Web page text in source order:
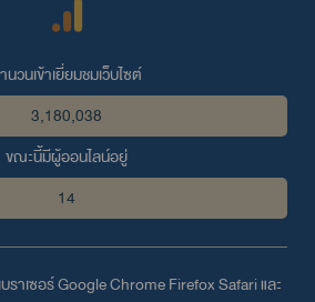
นวนเข้าเยี่ยมชมเว็บไซต์
3,180,038
ขณะนี้มีผู้ออนไลน์อยู่
14
ราเซอร์Google ChromeFirefoxSafariและ